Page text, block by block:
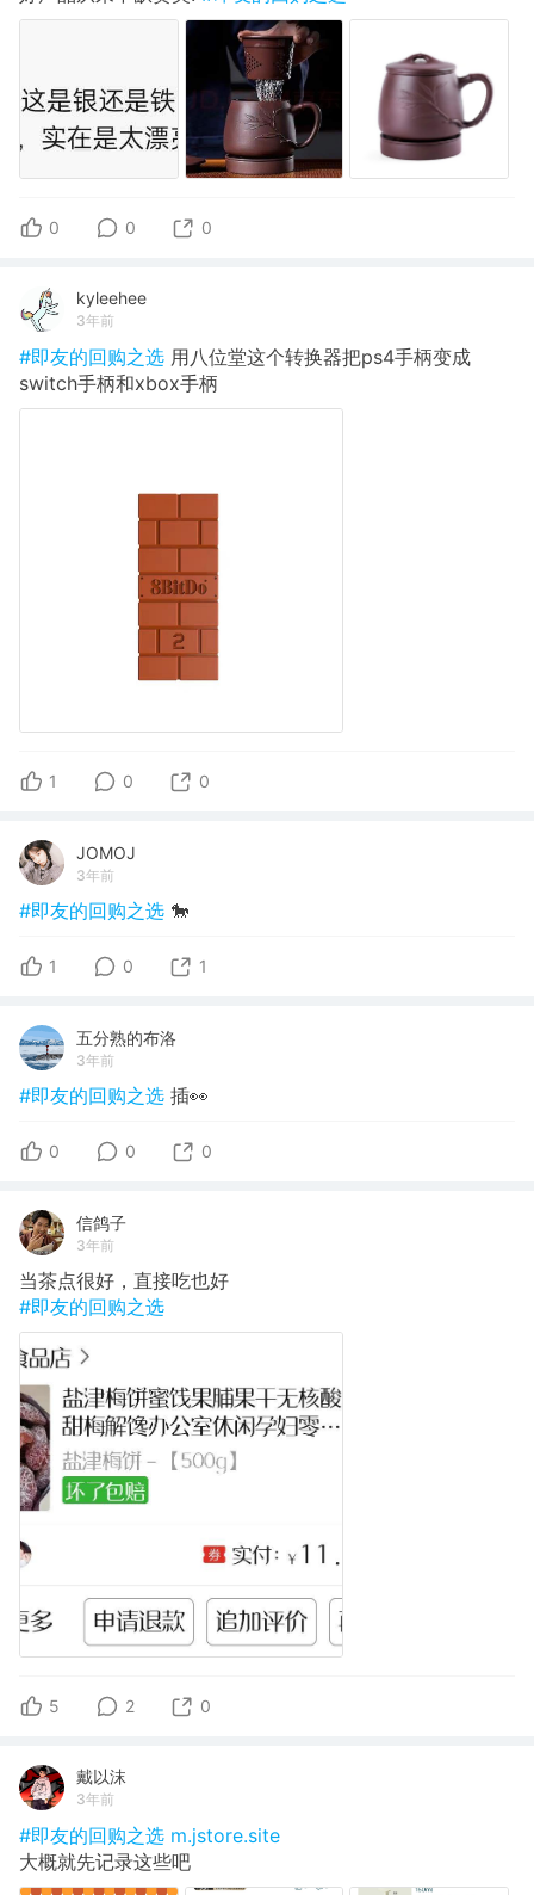
0 0 0
kyleehee
3年前
#即友的回购之选 用八位堂这个转换器把ps4手柄变成
switch手柄和xbox手柄
1 0 0
JOMOJ
3年前
#即友的回购之选 🐎
1 0 1
五分熟的布洛
3年前
#即友的回购之选 插👀
0 0 0
信鸽子
3年前
当茶点很好，直接吃也好
#即友的回购之选
5 2 0
戴以沫
3年前
#即友的回购之选 m.jstore.site
大概就先记录这些吧